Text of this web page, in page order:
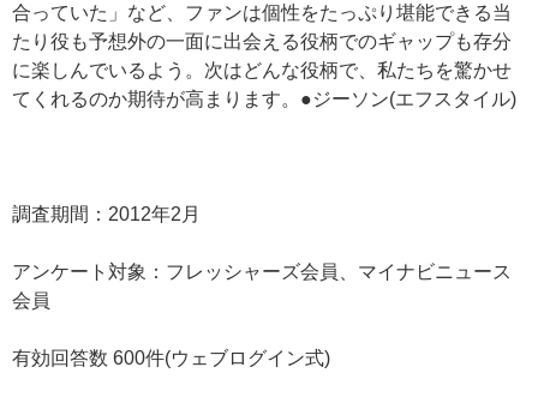
合っていた」など、ファンは個性をたっぷり堪能できる当
たり役も予想外の一面に出会える役柄でのギャップも存分
に楽しんでいるよう。次はどんな役柄で、私たちを驚かせ
てくれるのか期待が高まります。●ジーソン(エフスタイル)
調査期間：2012年2月
アンケート対象：フレッシャーズ会員、マイナビニュース
会員
有効回答数 600件(ウェブログイン式)